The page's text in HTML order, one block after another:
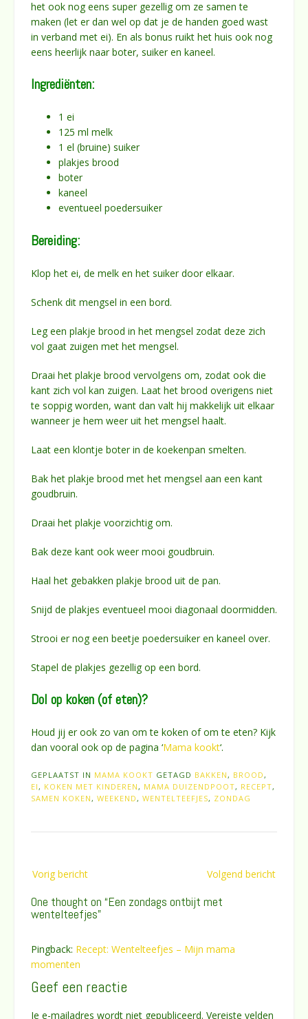
het ook nog eens super gezellig om ze samen te
maken (let er dan wel op dat je de handen goed wast
in verband met ei). En als bonus ruikt het huis ook nog
eens heerlijk naar boter, suiker en kaneel.
Ingrediënten:
1 ei
125 ml melk
1 el (bruine) suiker
plakjes brood
boter
kaneel
eventueel poedersuiker
Bereiding:
Klop het ei, de melk en het suiker door elkaar.
Schenk dit mengsel in een bord.
Leg een plakje brood in het mengsel zodat deze zich
vol gaat zuigen met het mengsel.
Draai het plakje brood vervolgens om, zodat ook die
kant zich vol kan zuigen. Laat het brood overigens niet
te soppig worden, want dan valt hij makkelijk uit elkaar
wanneer je hem weer uit het mengsel haalt.
Laat een klontje boter in de koekenpan smelten.
Bak het plakje brood met het mengsel aan een kant
goudbruin.
Draai het plakje voorzichtig om.
Bak deze kant ook weer mooi goudbruin.
Haal het gebakken plakje brood uit de pan.
Snijd de plakjes eventueel mooi diagonaal doormidden.
Strooi er nog een beetje poedersuiker en kaneel over.
Stapel de plakjes gezellig op een bord.
Dol op koken (of eten)?
Houd jij er ook zo van om te koken of om te eten? Kijk
dan vooral ook op de pagina ‘Mama kookt‘.
GEPLAATST IN MAMA KOOKT GETAGD BAKKEN , BROOD ,
EI , KOKEN MET KINDEREN , MAMA DUIZENDPOOT, RECEPT,
SAMEN KOKEN , WEEKEND , WENTELTEEFJES, ZONDAG
navigatie
Vorig bericht Volgend bericht
One thought on “Een zondags ontbijt met
wentelteefjes”
Pingback: Recept: Wentelteefjes – Mijn mama
momenten
Geef een reactie
Je e-mailadres wordt niet gepubliceerd. Vereiste velden